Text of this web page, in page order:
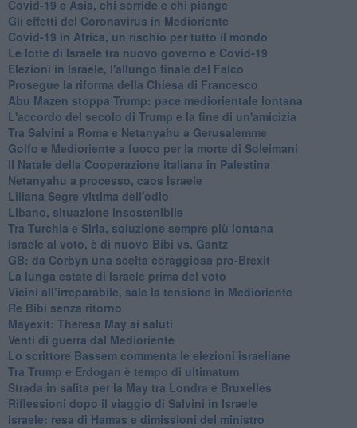
Covid-19 e Asia, chi sorride e chi piange
Gli effetti del Coronavirus in Medioriente
Covid-19 in Africa, un rischio per tutto il mondo
Le lotte di Israele tra nuovo governo e Covid-19
Elezioni in Israele, l'allungo finale del Falco
Prosegue la riforma della Chiesa di Francesco
Abu Mazen stoppa Trump: pace mediorientale lontana
L'accordo del secolo di Trump e la fine di un'amicizia
Tra Salvini a Roma e Netanyahu a Gerusalemme
Golfo e Medioriente a fuoco per la morte di Soleimani
Il Natale della Cooperazione italiana in Palestina
Netanyahu a processo, caos Israele
Liliana Segre vittima dell'odio
Libano, situazione insostenibile
Tra Turchia e Siria, soluzione sempre più lontana
Israele al voto, è di nuovo Bibi vs. Gantz
GB: da Corbyn una scelta coraggiosa pro-Brexit
La lunga estate di Israele prima del voto
Vicini all’irreparabile, sale la tensione in Medioriente
Re Bibi senza ritorno
Mayexit: Theresa May ai saluti
Venti di guerra dal Medioriente
Lo scrittore Bassem commenta le elezioni israeliane
Tra Trump e Erdogan è tempo di ultimatum
Strada in salita per la May tra Londra e Bruxelles
Riflessioni dopo il viaggio di Salvini in Israele
Israele: resa di Hamas e dimissioni del ministro